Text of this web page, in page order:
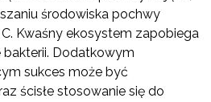
środowiska pochwy
Kwaśny ekosystem zapobiega
bakterii. Dodatkowym
sukces może być
ścisłe stosowanie się do